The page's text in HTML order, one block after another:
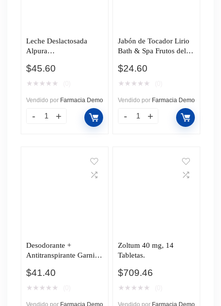
Leche Deslactosada
Alpura
$45.60
★ ★ ★ ★ ★
Vendido por Farmacia Demo
Jabón de Tocador Lirio
Bath & Spa Frutos del
$24.60
★ ★ ★ ★ ★
Vendido por Farmacia Demo
Desodorante +
Antitranspirante Garnier
Fresh en Roll-On, 65 gr.
$41.40
★ ★ ★ ★ ★
Vendido por Farmacia Demo
Zoltum 40 mg, 14
Tabletas.
$709.46
★ ★ ★ ★ ★
Vendido por Farmacia Demo